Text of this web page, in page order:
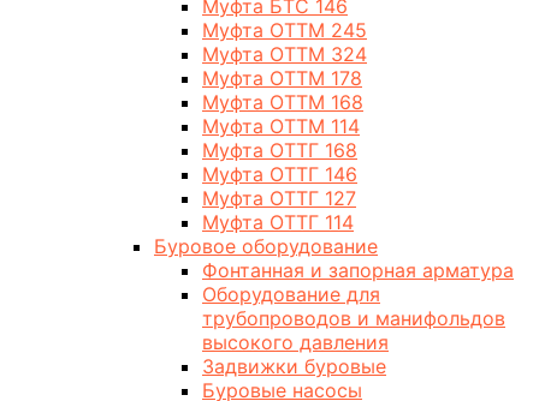
Муфта БТС 146
Муфта ОТТМ 245
Муфта ОТТМ 324
Муфта ОТТМ 178
Муфта ОТТМ 168
Муфта ОТТМ 114
Муфта ОТТГ 168
Муфта ОТТГ 146
Муфта ОТТГ 127
Муфта ОТТГ 114
Буровое оборудование
Фонтанная и запорная арматура
Оборудование для
трубопроводов и манифольдов
высокого давления
Задвижки буровые
Буровые насосы